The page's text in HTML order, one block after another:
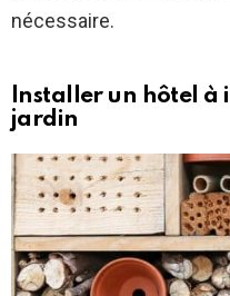
nécessaire.
Installer un hôtel à
jardin